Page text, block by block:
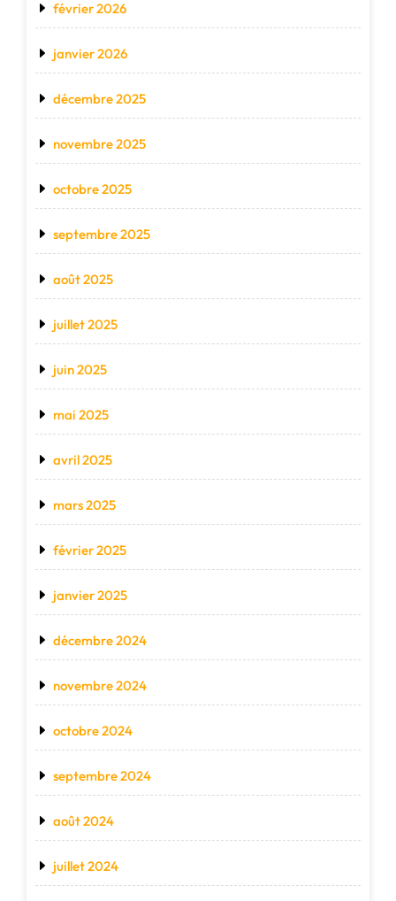
février 2026
janvier 2026
décembre 2025
novembre 2025
octobre 2025
septembre 2025
août 2025
juillet 2025
juin 2025
mai 2025
avril 2025
mars 2025
février 2025
janvier 2025
décembre 2024
novembre 2024
octobre 2024
septembre 2024
août 2024
juillet 2024